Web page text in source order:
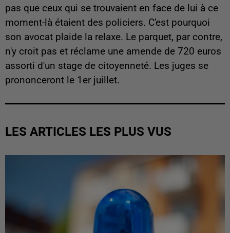
pas que ceux qui se trouvaient en face de lui à ce
moment-là étaient des policiers. C'est pourquoi
son avocat plaide la relaxe. Le parquet, par contre,
n'y croit pas et réclame une amende de 720 euros
assorti d'un stage de citoyenneté. Les juges se
prononceront le 1er juillet.
LES ARTICLES LES PLUS VUS